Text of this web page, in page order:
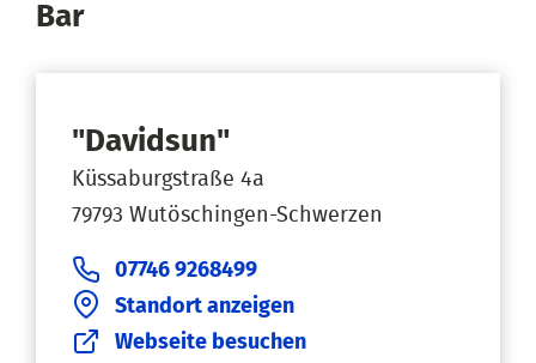
Bar
"Davidsun"
Küssaburgstraße 4a
79793 Wutöschingen-Schwerzen
07746 9268499
Standort anzeigen
Webseite besuchen